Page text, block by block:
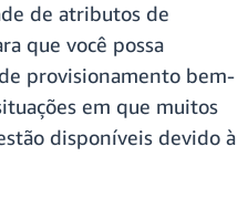
de atributos de
que você possa
provisionamento bem-
em que muitos
disponíveis devido à